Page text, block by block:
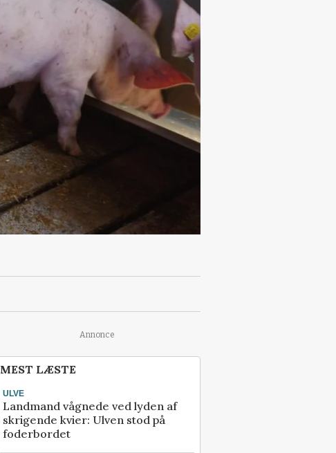
Annonce
MEST LÆSTE
ULVE
Landmand vågnede ved lyden af
skrigende kvier: Ulven stod på
foderbordet